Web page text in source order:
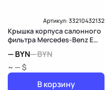
Артикул:33210432132
Крышка корпуса салонного
фильтра Mercedes-Benz E
—BYN—BYN
~ — $
В корзину